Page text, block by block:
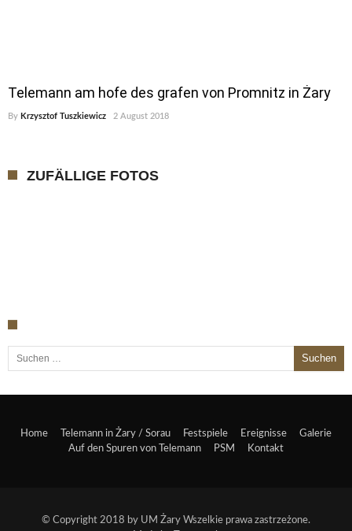
Telemann am hofe des grafen von Promnitz in Żary
By Krzysztof Tuszkiewicz 2 August 2018
ZUFÄLLIGE FOTOS
Suche nach:
Home Telemann in Żary / Sorau Festspiele Ereignisse
Galerie
Auf den Spuren von Telemann
PSM Kontakt
© Copyright 2018 by UM Żary Wszelkie prawa zastrzeżone.